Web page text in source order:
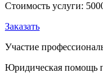
Стоимость услуги:
Заказать
Участие
Юридическая помощь